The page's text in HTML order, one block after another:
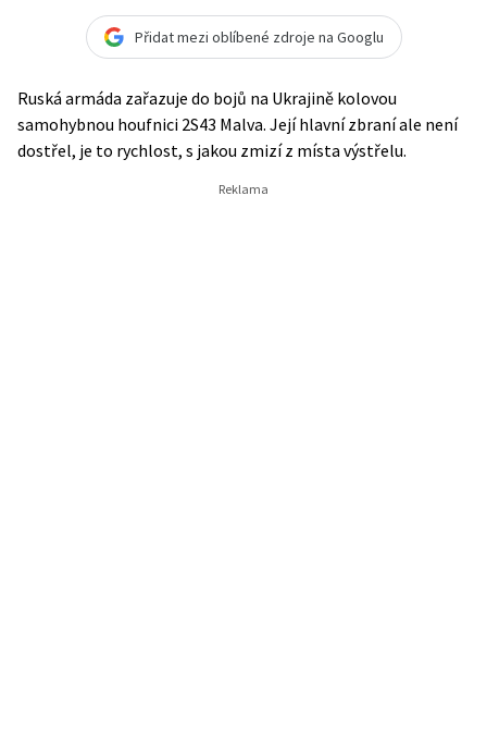
Přidat mezi oblíbené zdroje na Googlu
Ruská armáda zařazuje do bojů na Ukrajině kolovou
samohybnou houfnici 2S43 Malva. Její hlavní zbraní ale není
dostřel, je to rychlost, s jakou zmizí z místa výstřelu.